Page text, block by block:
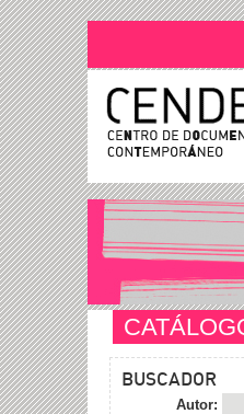
BUSCADOR
Autor: